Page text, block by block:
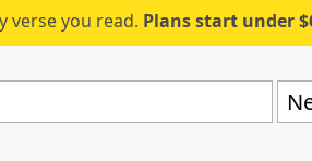
verse you read. Plans start under